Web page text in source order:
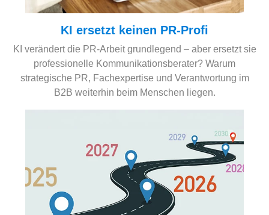
KI ersetzt keinen PR-Profi
KI verändert die PR-Arbeit grundlegend – aber ersetzt sie
professionelle Kommunikationsberater? Warum
strategische PR, Fachexpertise und Verantwortung im
B2B weiterhin beim Menschen liegen.